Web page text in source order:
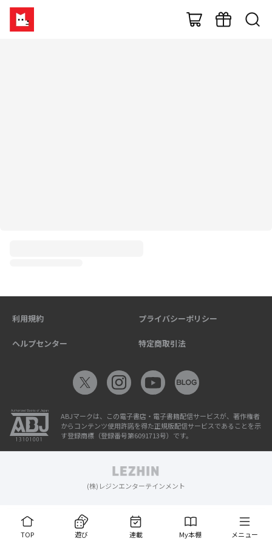
TOP 遊び 連載 My本棚 メニュー
利用規約 プライバシーポリシー
ヘルプセンター 特定商取引法
ABJマークは、この電子書店・電子書籍配信サービスが、著作権者
からコンテンツ使用許諾を得た正規版配信サービスであることを示
す登録商標（登録番号第6091713号）です。
(株)レジンエンターテインメント